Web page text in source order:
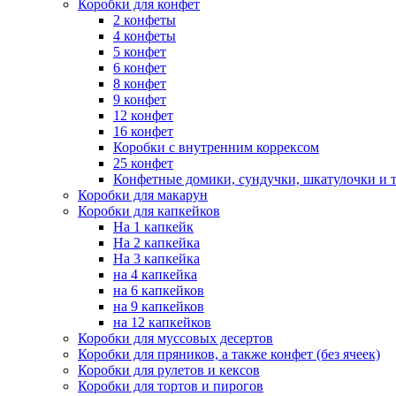
Коробки для конфет
2 конфеты
4 конфеты
5 конфет
6 конфет
8 конфет
9 конфет
12 конфет
16 конфет
Коробки с внутренним коррексом
25 конфет
Конфетные домики, сундучки, шкатулочки и
Коробки для макарун
Коробки для капкейков
На 1 капкейк
На 2 капкейка
На 3 капкейка
на 4 капкейка
на 6 капкейков
на 9 капкейков
на 12 капкейков
Коробки для муссовых десертов
Коробки для пряников, а также конфет (без ячеек)
Коробки для рулетов и кексов
Коробки для тортов и пирогов